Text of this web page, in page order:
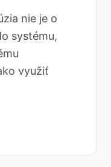
nie je o
systému,
využiť